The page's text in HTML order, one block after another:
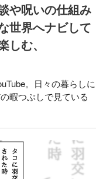
や呪いの仕組み
世界へナビして
む、
。日々の暮らしに
暇つぶしで見ている